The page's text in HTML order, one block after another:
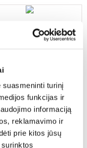
suasmeninti turinį
funkcijas ir
informaciją
reklamavimo ir
prie kitos jūsų